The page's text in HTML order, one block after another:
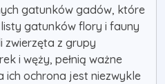
gatunków gadów, które
gatunków flory i fauny
zwierzęta z grupy
i węży, pełnią ważne
ich ochrona jest niezwykle